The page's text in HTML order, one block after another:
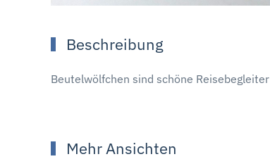
Beschreibung
Beutelwölfchen sind schöne Reisebegleiter
Mehr Ansichten